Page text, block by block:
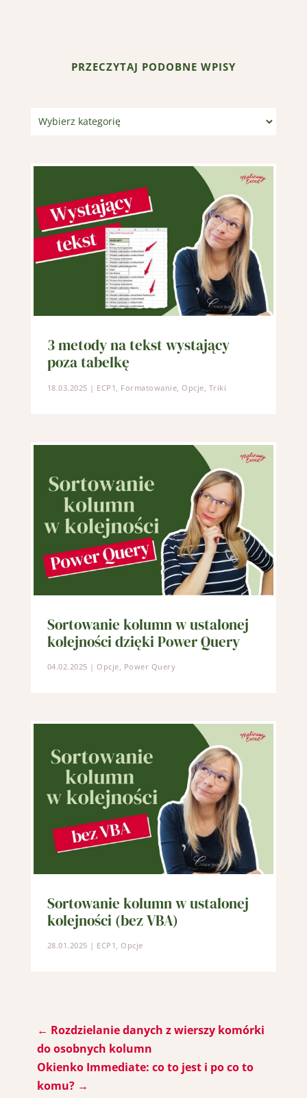
PRZECZYTAJ PODOBNE WPISY
Kategorie
3 metody na tekst wystający
poza tabelkę
18.03.2025 | ECP1 Formatowanie ,Opcje Triki
Sortowanie kolumn w ustalonej
kolejności dzięki Power Query
04.02.2025 |Opcje, Power Query
Sortowanie kolumn w ustalonej
kolejności (bez VBA)
28.01.2025 | ECP1 ,Opcje
← Rozdzielanie danych z wierszy komórki
do osobnych kolumn
Okienko Immediate: co to jest i po co to
komu?→